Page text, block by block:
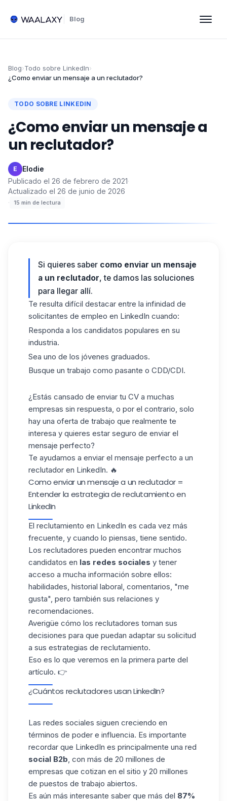
Blog
Blog›Todo sobre LinkedIn›
¿Como enviar un mensaje a un reclutador?
TODO SOBRE LINKEDIN
¿Como enviar un mensaje a
un reclutador?
E Elodie·
Publicado el 26 de febrero de 2021·
Actualizado el 26 de junio de 2026
·
15 min de lectura
Si quieres saber como enviar un mensaje
a un reclutador, te damos las soluciones
para llegar allí.
Te resulta difícil destacar entre la infinidad de
solicitantes de empleo en LinkedIn cuando:
Responda a los candidatos populares en su
industria.
Sea uno de los jóvenes graduados.
Busque un trabajo como pasante o CDD/CDI.
¿Estás cansado de enviar tu CV a muchas
empresas sin respuesta, o por el contrario, solo
hay una oferta de trabajo que realmente te
interesa y quieres estar seguro de enviar el
mensaje perfecto?
Te ayudamos a enviar el mensaje perfecto a un
reclutador en LinkedIn. 🔥
Como enviar un mensaje a un reclutador =
Entender la estrategia de reclutamiento en
LinkedIn
El reclutamiento en LinkedIn es cada vez más
frecuente, y cuando lo piensas, tiene sentido.
Los reclutadores pueden encontrar muchos
candidatos en las redes sociales y tener
acceso a mucha información sobre ellos:
habilidades, historial laboral, comentarios, "me
gusta", pero también sus relaciones y
recomendaciones.
Averigüe cómo los reclutadores toman sus
decisiones para que puedan adaptar su solicitud
a sus estrategias de reclutamiento.
Eso es lo que veremos en la primera parte del
artículo. 👉
¿Cuántos reclutadores usan LinkedIn?
Las redes sociales siguen creciendo en
términos de poder e influencia. Es importante
recordar que LinkedIn es principalmente una red
social B2b, con más de 20 millones de
empresas que cotizan en el sitio y 20 millones
de puestos de trabajo abiertos.
Es aún más interesante saber que más del 87%